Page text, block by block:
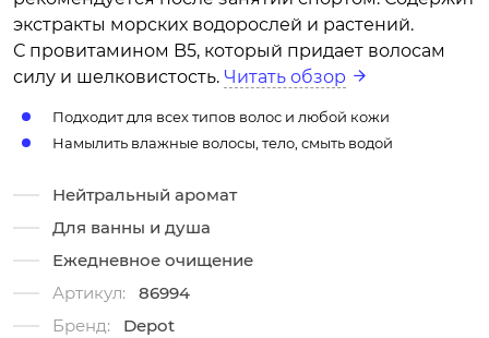
экстракты морских водорослей и растений.
С провитамином B5, который придает волосам
силу и шелковистость. Читать обзор
Подходит для всех типов волос и любой кожи
Намылить влажные волосы, тело, смыть водой
Нейтральный аромат
Для ванны и душа
Ежедневное очищение
Артикул:
86994
Бренд:
Depot